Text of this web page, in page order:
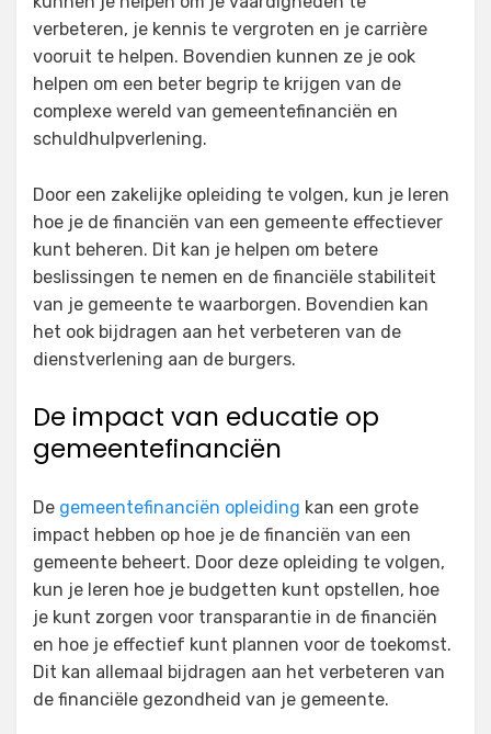
verbeteren, je kennis te vergroten en je carrière
vooruit te helpen. Bovendien kunnen ze je ook
helpen om een beter begrip te krijgen van de
complexe wereld van gemeentefinanciën en
schuldhulpverlening.
Door een zakelijke opleiding te volgen, kun je leren
hoe je de financiën van een gemeente effectiever
kunt beheren. Dit kan je helpen om betere
beslissingen te nemen en de financiële stabiliteit
van je gemeente te waarborgen. Bovendien kan
het ook bijdragen aan het verbeteren van de
dienstverlening aan de burgers.
De impact van educatie op
gemeentefinanciën
De gemeentefinanciën opleiding kan een grote
impact hebben op hoe je de financiën van een
gemeente beheert. Door deze opleiding te volgen,
kun je leren hoe je budgetten kunt opstellen, hoe
je kunt zorgen voor transparantie in de financiën
en hoe je effectief kunt plannen voor de toekomst.
Dit kan allemaal bijdragen aan het verbeteren van
de financiële gezondheid van je gemeente.